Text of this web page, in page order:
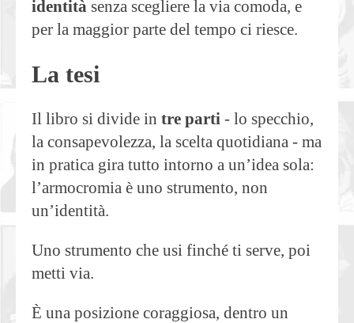
identità senza scegliere la via comoda, e
per la maggior parte del tempo ci riesce.
La tesi
Il libro si divide in tre parti - lo specchio,
la consapevolezza, la scelta quotidiana - ma
in pratica gira tutto intorno a un’idea sola:
l’armocromia è uno strumento, non
un’identità.
Uno strumento che usi finché ti serve, poi
metti via.
È una posizione coraggiosa, dentro un